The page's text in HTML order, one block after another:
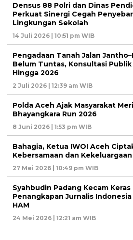
Densus 88 Polri dan Dinas
Perkuat Sinergi Cegah
Lingkungan Sekolah
14 Juli 2026 | 10:51 pm WIB
Pengadaan Tanah Jalan
Belum Tuntas, Konsultasi
Hingga 2026
2 Juli 2026 | 12:39 am WIB
Polda Aceh Ajak Masyarakat
Bhayangkara Run 2026
8 Juni 2026 | 1:53 pm WIB
Bahagia, Ketua IWOI Aceh
Kebersamaan dan Kekeluargaan
27 Mei 2026 | 10:49 pm WIB
Syahbudin Padang Kecam Keras
Penangkapan Jurnalis
HAM
24 Mei 2026 | 12:21 am WIB